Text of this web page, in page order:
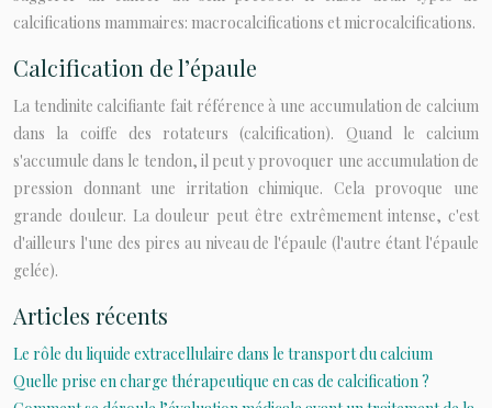
calcifications mammaires: macrocalcifications et microcalcifications.
Calcification de l’épaule
La tendinite calcifiante fait référence à une accumulation de calcium
dans la coiffe des rotateurs (calcification). Quand le calcium
s'accumule dans le tendon, il peut y provoquer une accumulation de
pression donnant une irritation chimique. Cela provoque une
grande douleur. La douleur peut être extrêmement intense, c'est
d'ailleurs l'une des pires au niveau de l'épaule (l'autre étant l'épaule
gelée).
Articles récents
Le rôle du liquide extracellulaire dans le transport du calcium
Quelle prise en charge thérapeutique en cas de calcification ?